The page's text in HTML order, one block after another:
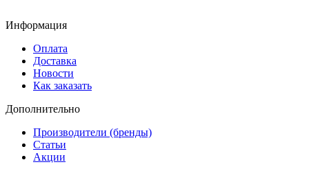
Информация
Оплата
Доставка
Новости
Как заказать
Дополнительно
Производители (бренды)
Статьи
Акции